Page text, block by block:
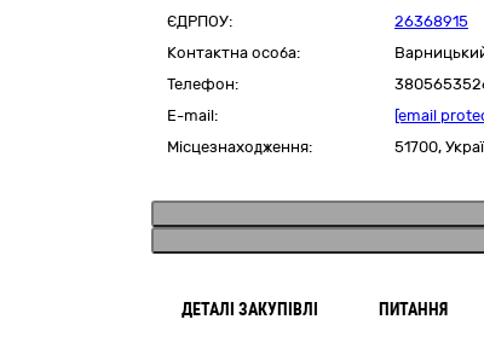
ЄДРПОУ:
26368915
Контактна особа:
Телефон:
E-mail:
[email
Місцезнаходження:
51700,
ДЕТАЛІ ЗАКУПІВЛІ ПИТАННЯ